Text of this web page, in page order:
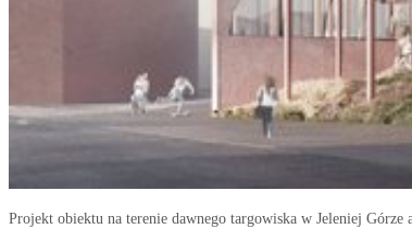
Projekt obiektu na terenie dawnego targowiska w Jeleniej